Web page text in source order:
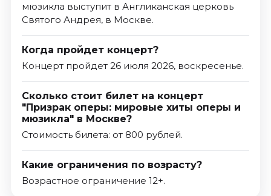
мюзикла выступит в Англиканская церковь
Святого Андрея, в Москве.
Когда пройдет концерт?
Концерт пройдет 26 июля 2026, воскресенье.
Сколько стоит билет на концерт
"Призрак оперы: мировые хиты оперы и
мюзикла" в Москве?
Стоимость билета: от 800 рублей.
Какие ограничения по возрасту?
Возрастное ограничение 12+.